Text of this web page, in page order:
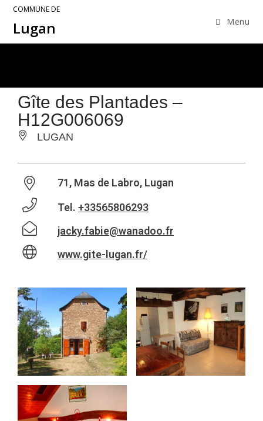
COMMUNE DE
Lugan Menu
Gîte des Plantades –
H12G006069
LUGAN
71, Mas de Labro, Lugan
Tel. +33565806293
jacky.fabie@wanadoo.fr
www.gite-lugan.fr/